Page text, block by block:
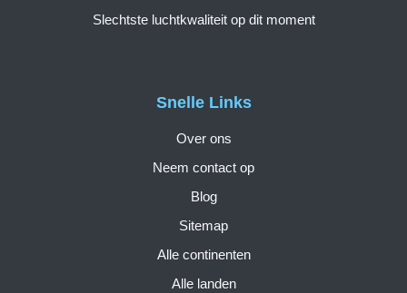
Snelle Links
Over ons
Neem contact op
Blog
Sitemap
Alle continenten
Alle landen
Slechtste luchtkwaliteit op dit moment